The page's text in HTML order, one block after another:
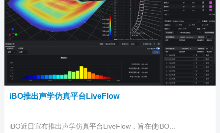
iBO推出声学仿真平台LiveFlow
iBO近日宣布推出声学仿真平台LiveFlow，旨在使iBO...